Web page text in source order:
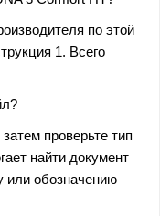
по этой
1. Всего
проверьте тип
найти документ
или обозначению